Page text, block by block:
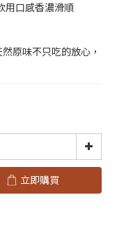
用口感香濃滑順
原味不只吃的放心，
立即購買